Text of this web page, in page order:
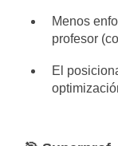
Menos
profesor
El